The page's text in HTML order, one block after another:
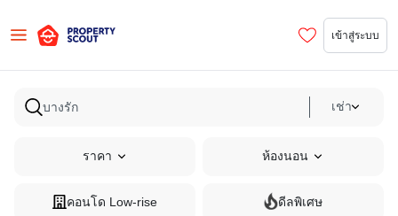
เข้าสู่ระบบ
เช่า
ราคา ห้องนอน
คอนโด Low-rise ดีลพิเศษ